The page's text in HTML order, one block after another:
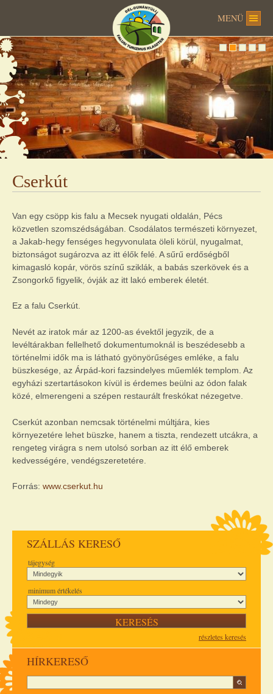
MENÜ
Cserkút
Van egy csöpp kis falu a Mecsek nyugati oldalán, Pécs
közvetlen szomszédságában. Csodálatos természeti környezet,
a Jakab-hegy fenséges hegyvonulata öleli körül, nyugalmat,
biztonságot sugározva az itt élők felé. A sűrű erdőségből
kimagasló kopár, vörös színű sziklák, a babás szerkövek és a
Zsongorkő figyelik, óvják az itt lakó emberek életét.
Ez a falu Cserkút.
Nevét az iratok már az 1200-as évektől jegyzik, de a
levéltárakban fellelhető dokumentumoknál is beszédesebb a
történelmi idők ma is látható gyönyörűséges emléke, a falu
büszkesége, az Árpád-kori fazsindelyes műemlék templom. Az
egyházi szertartásokon kívül is érdemes beülni az ódon falak
közé, elmerengeni a szépen restaurált freskókat nézegetve.
Cserkút azonban nemcsak történelmi múltjára, kies
környezetére lehet büszke, hanem a tiszta, rendezett utcákra, a
rengeteg virágra s nem utolsó sorban az itt élő emberek
kedvességére, vendégszeretetére.
Forrás: www.cserkut.hu
SZÁLLÁS KERESŐ
tájegység
minimum értékelés
részletes keresés
HÍRKERESŐ